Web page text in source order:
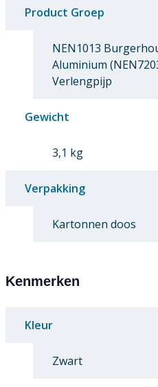
Product Groep
NEN1013
Aluminium
Verlengpijp
Gewicht
3,1 kg
Verpakking
Kartonnen doos
Kenmerken
Kleur
Zwart